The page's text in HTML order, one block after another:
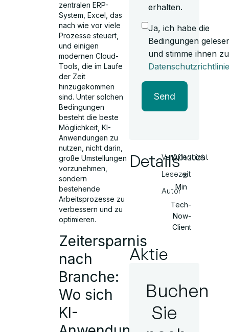
zentralen ERP-
System, Excel, das
nach wie vor viele
Prozesse steuert,
und einigen
modernen Cloud-
Tools, die im Laufe
der Zeit
hinzugekommen
sind. Unter solchen
Bedingungen
besteht die beste
Möglichkeit, KI-
Anwendungen zu
nutzen, nicht darin,
große Umstellungen
vorzunehmen,
sondern
bestehende
Arbeitsprozesse zu
verbessern und zu
optimieren.
Zeitersparnis
nach
Branche:
Wo sich
KI-
erhalten.
Ja, ich habe die
Bedingungen
und stimme ihnen
Datenschutzrichtlinie
Send
DetailsVeröffentlicht
Lesezeit
Autor
12.01.2026
3
Min
Tech-
Now-
Client
Aktie
Buchen
Sie